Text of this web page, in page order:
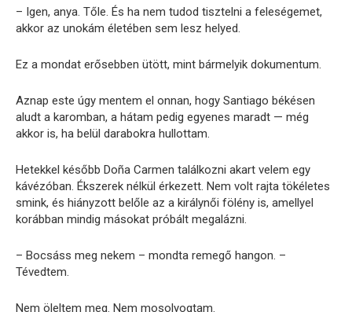
– Igen, anya. Tőle. És ha nem tudod tisztelni a feleségemet,
akkor az unokám életében sem lesz helyed.
Ez a mondat erősebben ütött, mint bármelyik dokumentum.
Aznap este úgy mentem el onnan, hogy Santiago békésen
aludt a karomban, a hátam pedig egyenes maradt — még
akkor is, ha belül darabokra hullottam.
Hetekkel később Doña Carmen találkozni akart velem egy
kávézóban. Ékszerek nélkül érkezett. Nem volt rajta tökéletes
smink, és hiányzott belőle az a királynői fölény is, amellyel
korábban mindig másokat próbált megalázni.
– Bocsáss meg nekem – mondta remegő hangon. –
Tévedtem.
Nem öleltem meg. Nem mosolyogtam.